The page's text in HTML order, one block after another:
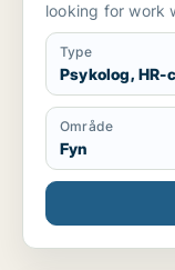
looking for work
skills and put
education in
working with
have developed
multitasking,
Type
Psykolog,
Område
Fyn